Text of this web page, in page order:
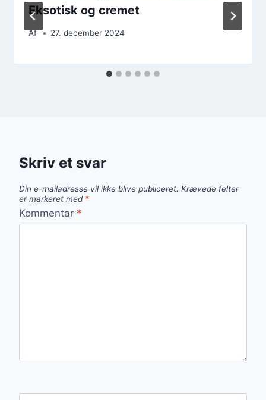
Eksotisk og cremet
Af 27. december 2024
Skriv et svar
Din e-mailadresse vil ikke blive publiceret. Krævede felter
er markeret med *
Kommentar *